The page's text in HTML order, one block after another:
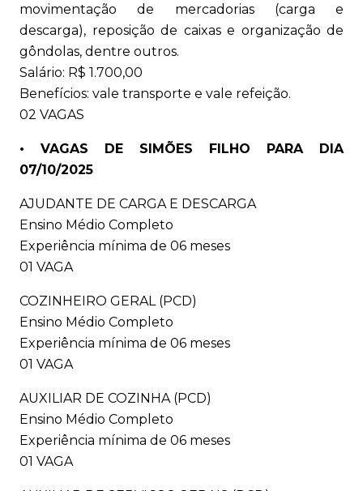
movimentação de mercadorias (carga e
descarga), reposição de caixas e organização de
gôndolas, dentre outros.
Salário: R$ 1.700,00
Benefícios: vale transporte e vale refeição.
02 VAGAS
• VAGAS DE SIMÕES FILHO PARA DIA
07/10/2025
AJUDANTE DE CARGA E DESCARGA
Ensino Médio Completo
Experiência mínima de 06 meses
01 VAGA
COZINHEIRO GERAL (PCD)
Ensino Médio Completo
Experiência mínima de 06 meses
01 VAGA
AUXILIAR DE COZINHA (PCD)
Ensino Médio Completo
Experiência mínima de 06 meses
01 VAGA